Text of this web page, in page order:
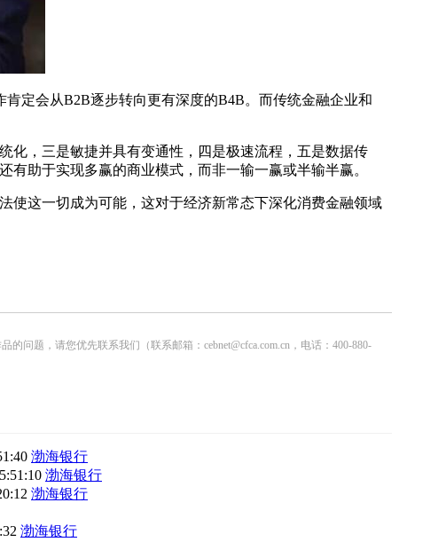
定会从B2B逐步转向更有深度的B4B。而传统金融企业和
，三是敏捷并具有变通性，四是极速流程，五是数据传
助于实现多赢的商业模式，而非一输一赢或半输半赢。
这一切成为可能，这对于经济新常态下深化消费金融领域
问题，请您优先联系我们（联系邮箱：cebnet@cfca.com.cn，电话：400-880-
渤海银行
渤海银行
渤海银行
渤海银行